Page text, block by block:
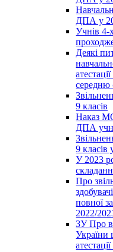
ДПА у
Учнів 4-
Деякі
середню
9 класів
Наказ
ДПА
9 класів
У 2023
Про
повної
2022/
ЗУ Про
України